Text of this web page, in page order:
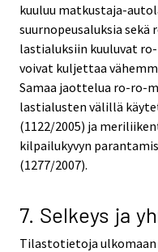
kuuluu matkustaja-
suurnopeusaluksia sekä
lastialuksiin kuuluvat
voivat kuljettaa
Samaa jaottelua ro-ro-
lastialusten välillä
(1122/2005) ja
kilpailukyvyn
(1277/2007).
7. Selkeys ja
Tilastotietoja